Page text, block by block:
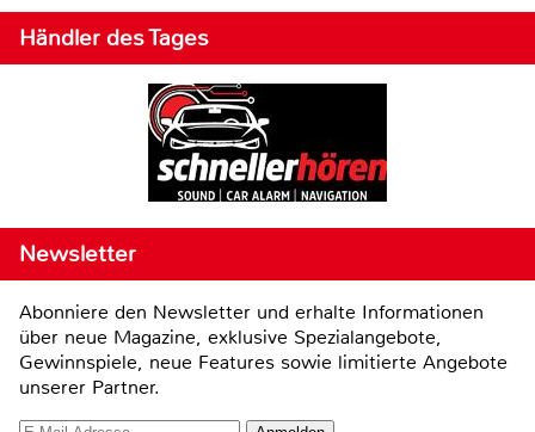
Händler des Tages
Newsletter
Abonniere den Newsletter und erhalte Informationen
über neue Magazine, exklusive Spezialangebote,
Gewinnspiele, neue Features sowie limitierte Angebote
unserer Partner.